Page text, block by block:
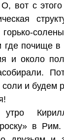
вот с
где почище
и около
и будем
в